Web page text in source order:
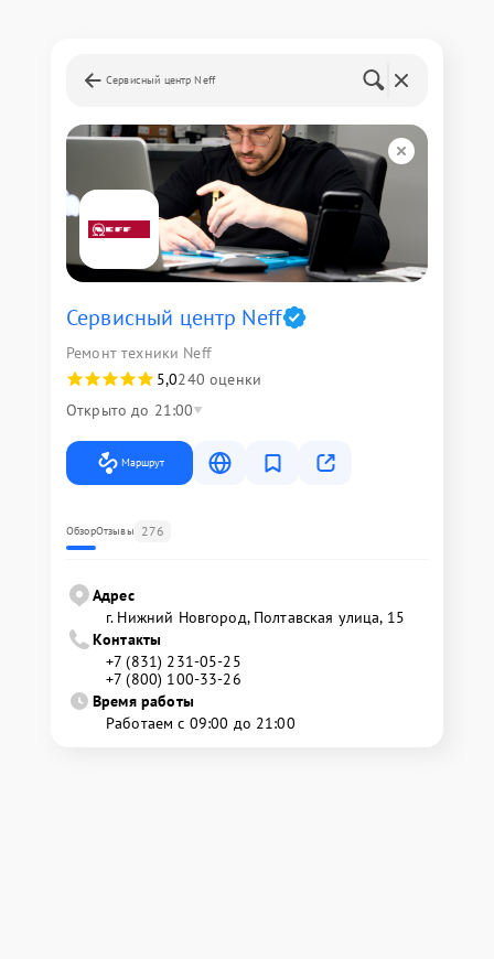
Сервисный центр Neff
Сервисный центр Neff
Ремонт техники Neff
5,0240 оценки
Открыто до 21:00
Маршрут
ОбзорОтзывы 276
Адрес
г. Нижний Новгород, Полтавская улица, 15
Контакты
+7 (831) 231-05-25
+7 (800) 100-33-26
Время работы
Работаем с 09:00 до 21:00